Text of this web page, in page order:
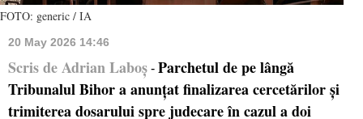
FOTO: generic / IA
20 May 2026 14:46
Scris de Adrian Laboș - Parchetul de pe lângă
Tribunalul Bihor a anunțat finalizarea cercetărilor și
trimiterea dosarului spre judecare în cazul a doi